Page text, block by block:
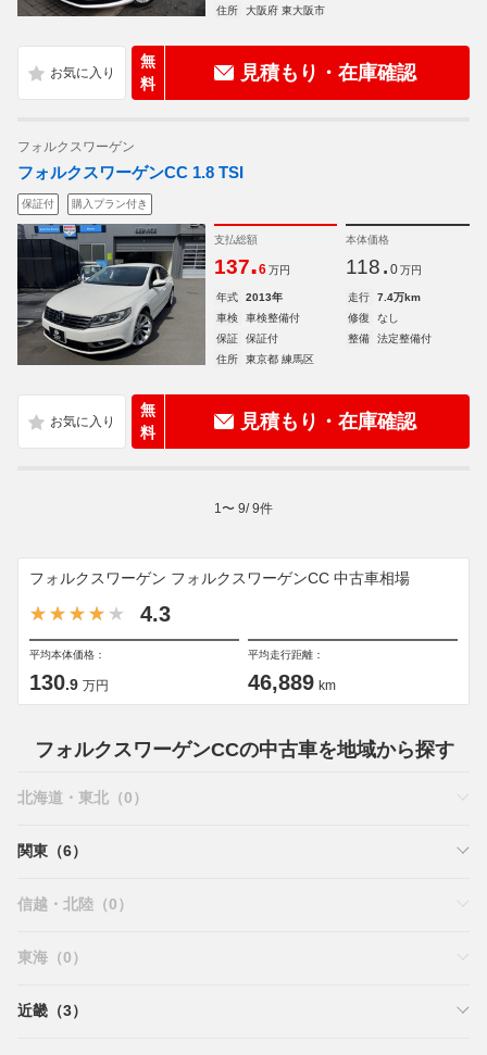
住所 大阪府 東大阪市
無
料
見積もり・在庫確認
フォルクスワーゲン
フォルクスワーゲンCC 1.8 TSI
保証付 購入プラン付き
支払総額
137.6 万円
本体価格
118. 0 万円
年式 2013年 走行
7.4万km
車検
車検整備付 修復
なし
保証
保証付 整備
法定整備付
住所
東京都 練馬区
無
料
見積もり・在庫確認
1 〜 9/9件
フォルクスワーゲン フォルクスワーゲンCC 中古車相場
4.3
平均本体価格：
130.9 万円
平均走行距離：
46,889 km
フォルクスワーゲンCCの中古車を地域から探す
北海道・東北（0）
関東（6）
信越・北陸（0）
東海（0）
近畿（3）